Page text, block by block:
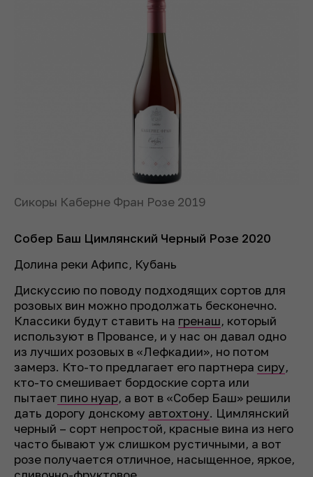
Сикоры Каберне Фран Розе 2019
Собер Баш Цимлянский Черный Розе 2020
Долина реки Афипс, Кубань
Дискуссию по поводу подходящих сортов для
розовых вин можно продолжать бесконечно.
Классики будут ставить на гренаш, который
используют в Провансе, и у нас он давал одно
из лучших розовых в «Лефкадии», но потом
замерз. Кто-то предлагает его партнера сиру,
кто-то смешивает бордоские сорта или
пытает пино нуар, а вот в «Собер Баш» решили
дать дорогу донскому автохтону. Цимлянский
черный – сорт непростой, красные вина из него
часто бывают уж слишком рустичными, а вот
розе получается отличное, насыщенное, яркое,